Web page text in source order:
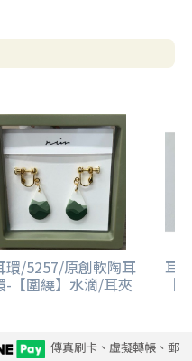
環/5257/原創軟陶耳
-【圍繞】水滴/耳夾
耳
【
傳真刷卡、虛擬轉帳、郵